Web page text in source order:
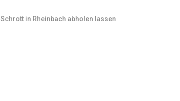
Schrott in Rheinbach abholen lassen